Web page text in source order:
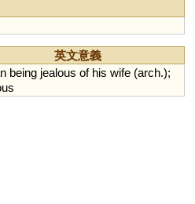
英文意義
being jealous of his wife(arch.);